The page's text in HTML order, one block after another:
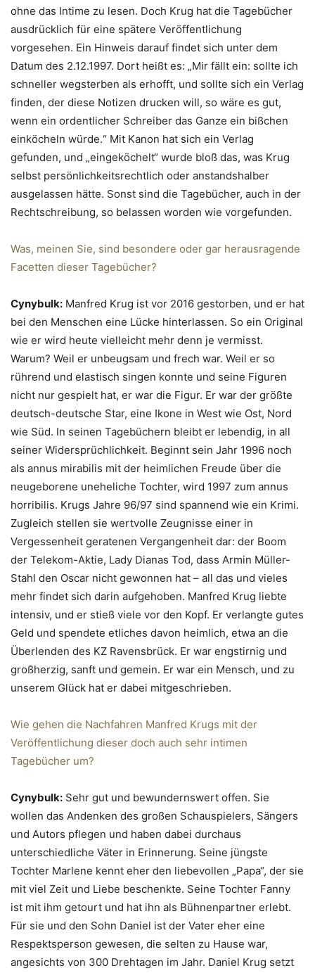
ohne das Intime zu lesen. Doch Krug hat die Tagebücher
ausdrücklich für eine spätere Veröffentlichung
vorgesehen. Ein Hinweis darauf findet sich unter dem
Datum des 2.12.1997. Dort heißt es: „Mir fällt ein: sollte ich
schneller wegsterben als erhofft, und sollte sich ein Verlag
finden, der diese Notizen drucken will, so wäre es gut,
wenn ein ordentlicher Schreiber das Ganze ein bißchen
einköcheln würde.“ Mit Kanon hat sich ein Verlag
gefunden, und „eingeköchelt“ wurde bloß das, was Krug
selbst persönlichkeitsrechtlich oder anstandshalber
ausgelassen hätte. Sonst sind die Tagebücher, auch in der
Rechtschreibung, so belassen worden wie vorgefunden.
Was, meinen Sie, sind besondere oder gar herausragende
Facetten dieser Tagebücher?
Cynybulk: Manfred Krug ist vor 2016 gestorben, und er hat
bei den Menschen eine Lücke hinterlassen. So ein Original
wie er wird heute vielleicht mehr denn je vermisst.
Warum? Weil er unbeugsam und frech war. Weil er so
rührend und elastisch singen konnte und seine Figuren
nicht nur gespielt hat, er war die Figur. Er war der größte
deutsch-deutsche Star, eine Ikone in West wie Ost, Nord
wie Süd. In seinen Tagebüchern bleibt er lebendig, in all
seiner Widersprüchlichkeit. Beginnt sein Jahr 1996 noch
als annus mirabilis mit der heimlichen Freude über die
neugeborene uneheliche Tochter, wird 1997 zum annus
horribilis. Krugs Jahre 96/97 sind spannend wie ein Krimi.
Zugleich stellen sie wertvolle Zeugnisse einer in
Vergessenheit geratenen Vergangenheit dar: der Boom
der Telekom-Aktie, Lady Dianas Tod, dass Armin Müller-
Stahl den Oscar nicht gewonnen hat – all das und vieles
mehr findet sich darin aufgehoben. Manfred Krug liebte
intensiv, und er stieß viele vor den Kopf. Er verlangte gutes
Geld und spendete etliches davon heimlich, etwa an die
Überlenden des KZ Ravensbrück. Er war engstirnig und
großherzig, sanft und gemein. Er war ein Mensch, und zu
unserem Glück hat er dabei mitgeschrieben.
Wie gehen die Nachfahren Manfred Krugs mit der
Veröffentlichung dieser doch auch sehr intimen
Tagebücher um?
Cynybulk: Sehr gut und bewundernswert offen. Sie
wollen das Andenken des großen Schauspielers, Sängers
und Autors pflegen und haben dabei durchaus
unterschiedliche Väter in Erinnerung. Seine jüngste
Tochter Marlene kennt eher den liebevollen „Papa“, der sie
mit viel Zeit und Liebe beschenkte. Seine Tochter Fanny
ist mit ihm getourt und hat ihn als Bühnenpartner erlebt.
Für sie und den Sohn Daniel ist der Vater eher eine
Respektsperson gewesen, die selten zu Hause war,
angesichts von 300 Drehtagen im Jahr. Daniel Krug setzt